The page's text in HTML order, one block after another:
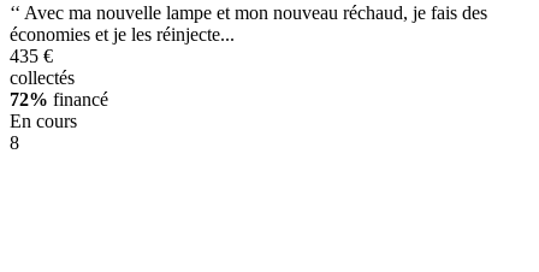
‘‘ Avec ma nouvelle lampe et mon nouveau réchaud, je fais des
économies et je les réinjecte...
435 €
collectés
72% financé
En cours
8